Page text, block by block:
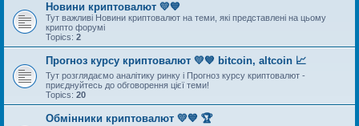
Новини криптовалют 💛💙
Тут важливі Новини криптовалют на теми, які представлені на цьому
крипто форумі
Topics: 2
Прогноз курсу криптовалют 💛💙 bitcoin, altcoin 📈
Тут розглядаємо аналітику ринку і Прогноз курсу криптовалют -
приєднуйтесь до обговорення цієї теми!
Topics: 20
Обмінники криптовалют 💛💙 🏆